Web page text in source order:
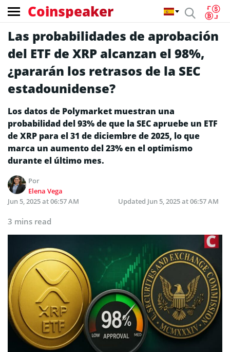
Coinspeaker
Las probabilidades de aprobación
del ETF de XRP alcanzan el 98%,
¿pararán los retrasos de la SEC
estadounidense?
Los datos de Polymarket muestran una
probabilidad del 93% de que la SEC apruebe un ETF
de XRP para el 31 de diciembre de 2025, lo que
marca un aumento del 23% en el optimismo
durante el último mes.
Por
Elena Vega
Jun 5, 2025 at 06:57 AM
Updated Jun 5, 2025 at 06:57 AM
3 mins read